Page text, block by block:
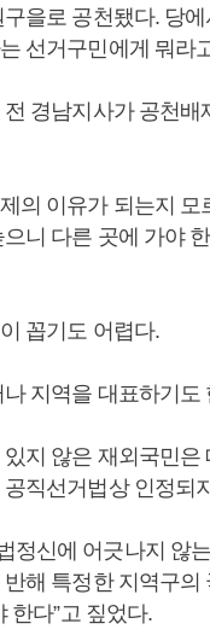
을로 공천됐다. 당에
선거구민에게 뭐라
경남지사가 공천
의 이유가 되는지
니 다른 곳에 가야
꼽기도 어렵다.
지역을 대표하기도
지 않은 재외국민
직선거법상 인정되
신에 어긋나지 않
해 특정한 지역구의
한다”고 짚었다.